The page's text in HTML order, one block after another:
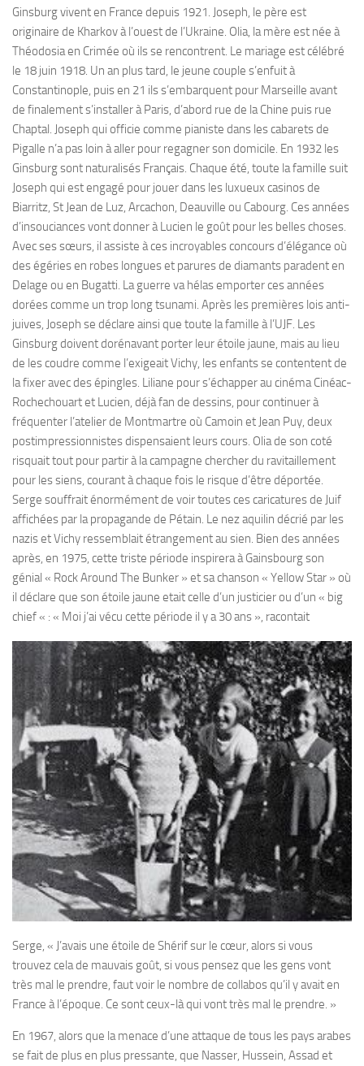
Ginsburg vivent en France depuis 1921. Joseph, le père est
originaire de Kharkov à l’ouest de l’Ukraine. Olia, la mère est née à
Théodosia en Crimée où ils se rencontrent. Le mariage est célébré
le 18 juin 1918. Un an plus tard, le jeune couple s’enfuit à
Constantinople, puis en 21 ils s’embarquent pour Marseille avant
de finalement s’installer à Paris, d’abord rue de la Chine puis rue
Chaptal. Joseph qui officie comme pianiste dans les cabarets de
Pigalle n’a pas loin à aller pour regagner son domicile. En 1932 les
Ginsburg sont naturalisés Français. Chaque été, toute la famille suit
Joseph qui est engagé pour jouer dans les luxueux casinos de
Biarritz, St Jean de Luz, Arcachon, Deauville ou Cabourg. Ces années
d’insouciances vont donner à Lucien le goût pour les belles choses.
Avec ses sœurs, il assiste à ces incroyables concours d’élégance où
des égéries en robes longues et parures de diamants paradent en
Delage ou en Bugatti. La guerre va hélas emporter ces années
dorées comme un trop long tsunami. Après les premières lois anti-
juives, Joseph se déclare ainsi que toute la famille à l’UJF. Les
Ginsburg doivent dorénavant porter leur étoile jaune, mais au lieu
de les coudre comme l’exigeait Vichy, les enfants se contentent de
la fixer avec des épingles. Liliane pour s’échapper au cinéma Cinéac-
Rochechouart et Lucien, déjà fan de dessins, pour continuer à
fréquenter l’atelier de Montmartre où Camoin et Jean Puy, deux
postimpressionnistes dispensaient leurs cours. Olia de son coté
risquait tout pour partir à la campagne chercher du ravitaillement
pour les siens, courant à chaque fois le risque d’être déportée.
Serge souffrait énormément de voir toutes ces caricatures de Juif
affichées par la propagande de Pétain. Le nez aquilin décrié par les
nazis et Vichy ressemblait étrangement au sien. Bien des années
après, en 1975, cette triste période inspirera à Gainsbourg son
génial « Rock Around The Bunker » et sa chanson « Yellow Star » où
il déclare que son étoile jaune etait celle d’un justicier ou d’un « big
chief « : « Moi j’ai vécu cette période il y a 30 ans », racontait
Serge, « J’avais une étoile de Shérif sur le cœur, alors si vous
trouvez cela de mauvais goût, si vous pensez que les gens vont
très mal le prendre, faut voir le nombre de collabos qu’il y avait en
France à l’époque. Ce sont ceux-là qui vont très mal le prendre. »
En 1967, alors que la menace d’une attaque de tous les pays arabes
se fait de plus en plus pressante, que Nasser, Hussein, Assad et